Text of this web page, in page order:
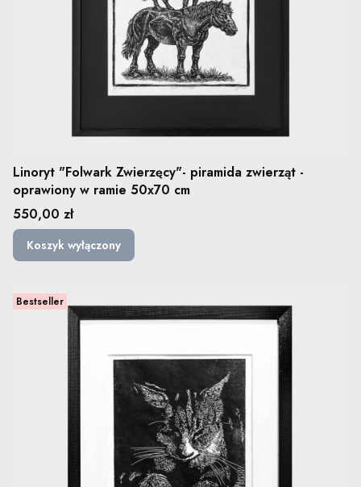
Linoryt "Folwark Zwierzęcy"- piramida zwierząt -
oprawiony w ramie 50x70 cm
Cena
550,00 zł
Koszyk wyłączony
Bestseller